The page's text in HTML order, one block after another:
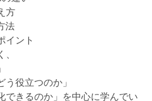
方
法
イント
う役立つのか」
できるのか」を中心に学んでい